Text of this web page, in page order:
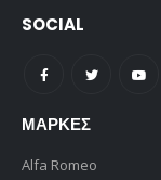
SOCIAL
ΜΆΡΚΕΣ
Alfa Romeo